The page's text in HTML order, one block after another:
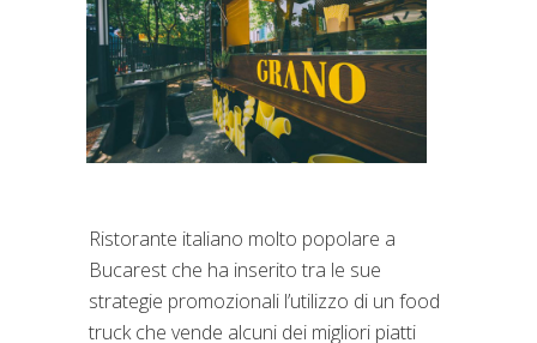
Ristorante italiano molto popolare a
Bucarest che ha inserito tra le sue
strategie promozionali l’utilizzo di un food
truck che vende alcuni dei migliori piatti